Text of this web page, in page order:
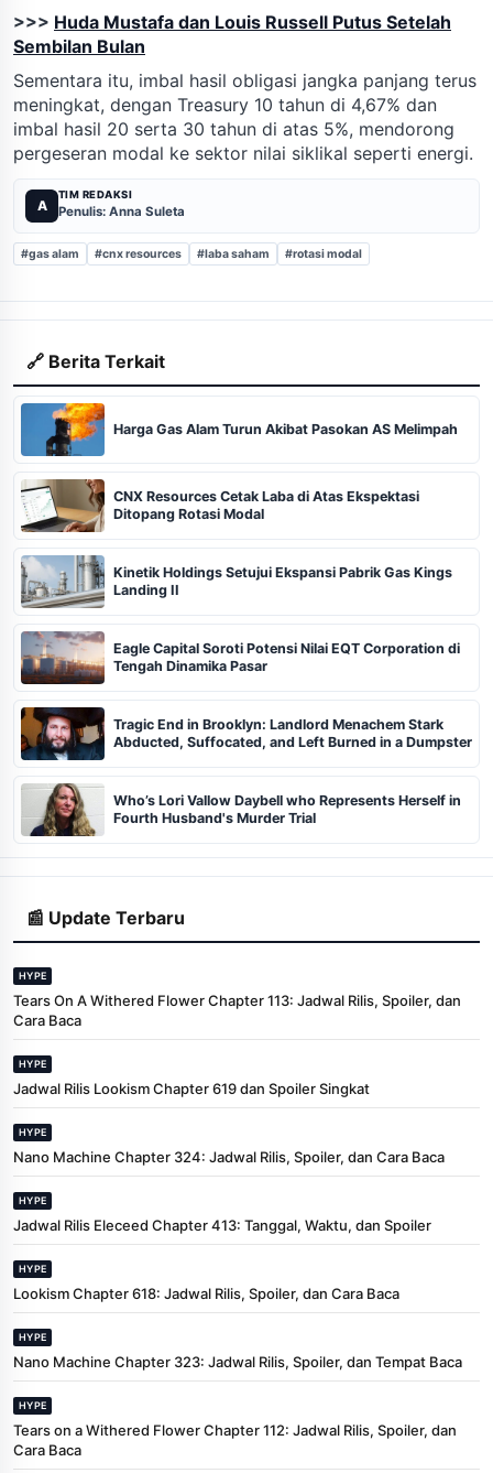
>>> Huda Mustafa dan Louis Russell Putus Setelah
Sembilan Bulan
Sementara itu, imbal hasil obligasi jangka panjang terus
meningkat, dengan Treasury 10 tahun di 4,67% dan
imbal hasil 20 serta 30 tahun di atas 5%, mendorong
pergeseran modal ke sektor nilai siklikal seperti energi.
A
TIM REDAKSI
Penulis: Anna Suleta
#gas alam #cnx resources #laba saham #rotasi modal
🔗 Berita Terkait
Harga Gas Alam Turun Akibat Pasokan AS Melimpah
CNX Resources Cetak Laba di Atas Ekspektasi
Ditopang Rotasi Modal
Kinetik Holdings Setujui Ekspansi Pabrik Gas Kings
Landing II
Eagle Capital Soroti Potensi Nilai EQT Corporation di
Tengah Dinamika Pasar
Tragic End in Brooklyn: Landlord Menachem Stark
Abducted, Suffocated, and Left Burned in a Dumpster
Who’s Lori Vallow Daybell who Represents Herself in
Fourth Husband's Murder Trial
📰 Update Terbaru
HYPE
Tears On A Withered Flower Chapter 113: Jadwal Rilis, Spoiler, dan
Cara Baca
HYPE
Jadwal Rilis Lookism Chapter 619 dan Spoiler Singkat
HYPE
Nano Machine Chapter 324: Jadwal Rilis, Spoiler, dan Cara Baca
HYPE
Jadwal Rilis Eleceed Chapter 413: Tanggal, Waktu, dan Spoiler
HYPE
Lookism Chapter 618: Jadwal Rilis, Spoiler, dan Cara Baca
HYPE
Nano Machine Chapter 323: Jadwal Rilis, Spoiler, dan Tempat Baca
HYPE
Tears on a Withered Flower Chapter 112: Jadwal Rilis, Spoiler, dan
Cara Baca